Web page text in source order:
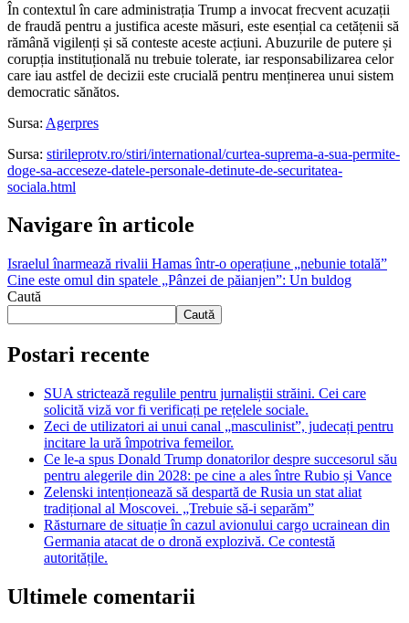
În contextul în care administrația Trump a invocat frecvent acuzații
de fraudă pentru a justifica aceste măsuri, este esențial ca cetățenii să
rămână vigilenți și să conteste aceste acțiuni. Abuzurile de putere și
corupția instituțională nu trebuie tolerate, iar responsabilizarea celor
care iau astfel de decizii este crucială pentru menținerea unui sistem
democratic sănătos.
Sursa: Agerpres
Sursa: stirileprotv.ro/stiri/international/curtea-suprema-a-sua-permite-
doge-sa-acceseze-datele-personale-detinute-de-securitatea-
sociala.html
Navigare în articole
Israelul înarmează rivalii Hamas într-o operațiune „nebunie totală”
Cine este omul din spatele „Pânzei de păianjen”: Un buldog
Caută
Caută
Postari recente
SUA strictează regulile pentru jurnaliștii străini. Cei care
solicită viză vor fi verificați pe rețelele sociale.
Zeci de utilizatori ai unui canal „masculinist”, judecați pentru
incitare la ură împotriva femeilor.
Ce le-a spus Donald Trump donatorilor despre succesorul său
pentru alegerile din 2028: pe cine a ales între Rubio și Vance
Zelenski intenționează să despartă de Rusia un stat aliat
tradițional al Moscovei. „Trebuie să-i separăm”
Răsturnare de situație în cazul avionului cargo ucrainean din
Germania atacat de o dronă explozivă. Ce contestă
autoritățile.
Ultimele comentarii